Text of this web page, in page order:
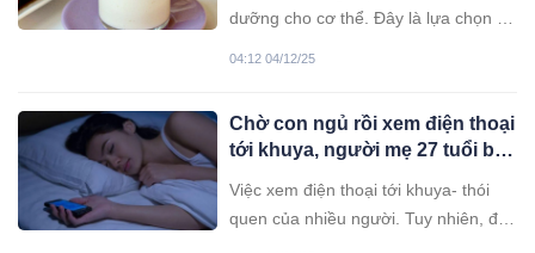
dưỡng cho cơ thể. Đây là lựa chọn tốt
04:12 04/12/25
Chờ con ngủ rồi xem điện thoại
tới khuya, người mẹ 27 tuổi bỏ
quen tự hại mình
Việc xem điện thoại tới khuya- thói
quen của nhiều người. Tuy nhiên, đây